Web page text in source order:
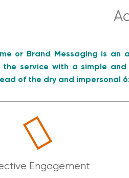
or Brand Messaging is
the service with a simple
of the dry and impersonal
Engagement